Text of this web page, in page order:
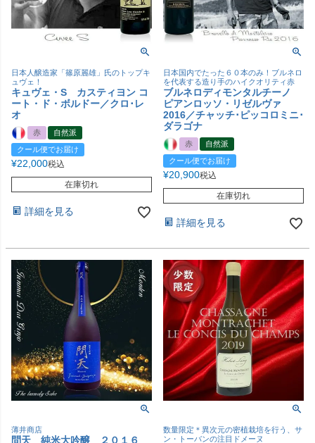
日本人醸造家「篠原麗雄」氏のトップキ
ュヴェ！
キュヴェ・S カスティヨン コ
ート・ド・ボルドー／クロ･レ
オ
赤
自然派
クール便でお届け
¥22,000税込
在庫切れ
詳細を見る
日本国内でたった６０本のみ！ブルネロ
を代表する造り手のハイクオリティ赤
ブルネロディモンタルチーノ
ピアンロッソ・リゼルヴァ
2016／チャッチ･ピッコロミニ･
ダラゴナ
赤
自然派
クール便でお届け
¥20,900税込
在庫切れ
詳細を見る
薄井商店
問天 純米大吟醸 ２０１６
数量限定＊異次元の密植栽培を行う、サ
ン・トーバンの注目ドメーヌ